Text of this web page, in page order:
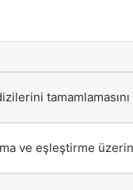
tamamlamasını
ve eşleştirme